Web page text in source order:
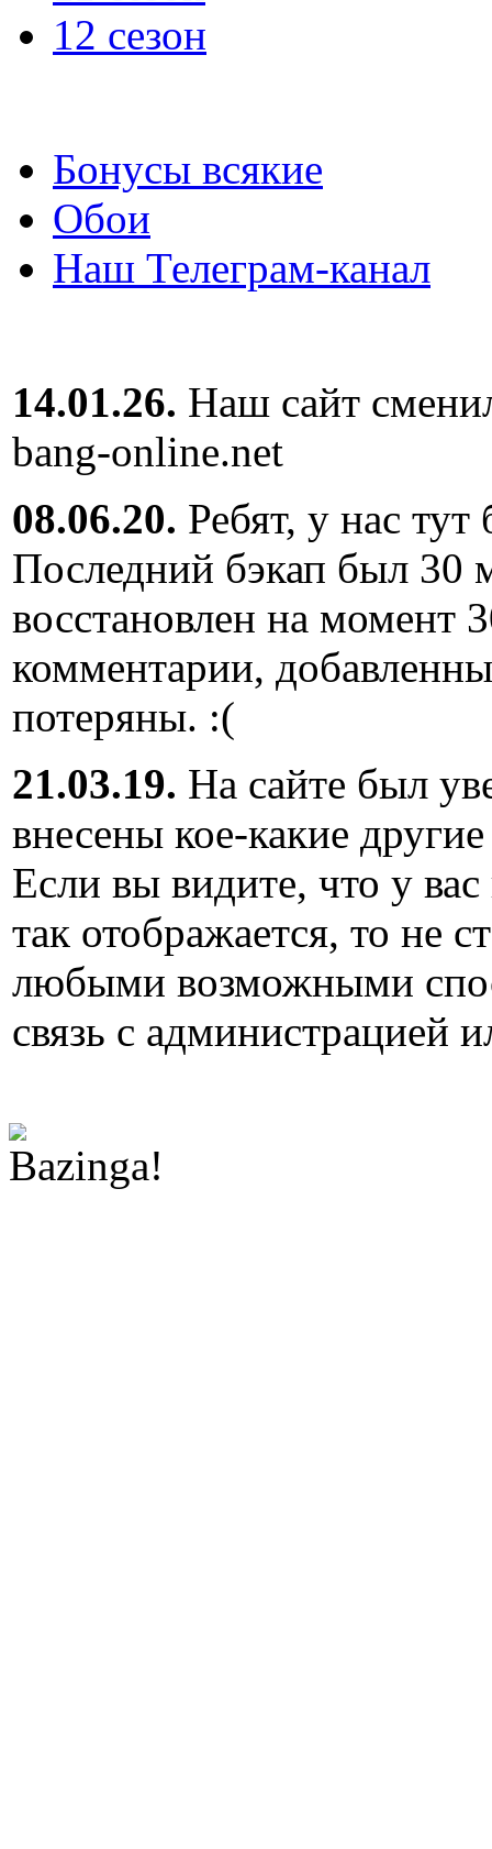
12 сезон
Бонусы всякие
Обои
Наш Телеграм-канал
14.01.26. Наш сайт
bang-online.net
08.06.20. Ребят, у нас
Последний бэкап был 30
восстановлен на
комментарии,
потеряны. :(
21.03.19. На сайте был
внесены кое-какие
Если вы видите, что у
так отображается, то не
любыми возможными
связь с администрацией